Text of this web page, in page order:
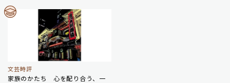
文芸時評
家族のかたち 心を配り合う、一